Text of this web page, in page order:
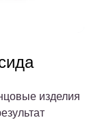
изделия